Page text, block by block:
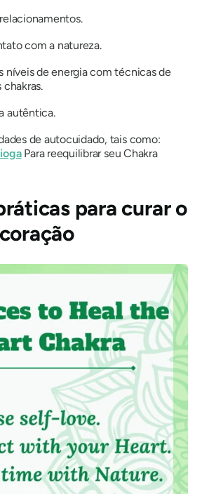
com a natureza.
níveis de energia com técnicas de
autêntica.
de autocuidado, tais como:
Para reequilibrar seu Chakra
para curar o